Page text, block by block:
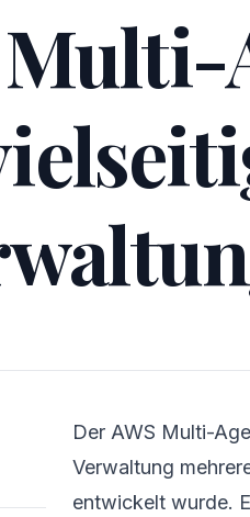
Der AWS Multi-
Verwaltung
entwickelt wurde.